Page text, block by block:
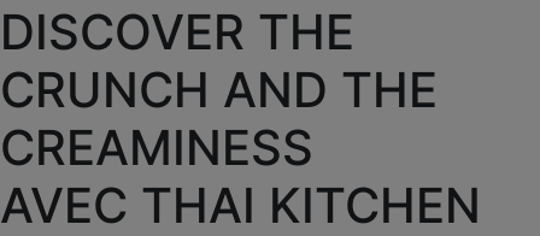
DISCOVER THE
CRUNCH AND THE
CREAMINESS
AVEC THAI KITCHEN